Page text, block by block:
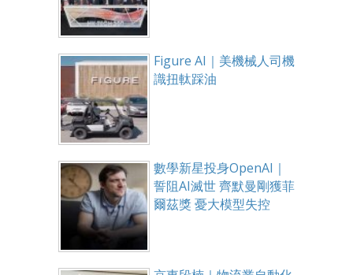
Figure AI｜美機械人司機
識扭軚踩油
數學新星投身OpenAI｜
誓阻AI滅世 齊默曼剛獲菲
爾茲獎 憂大模型失控